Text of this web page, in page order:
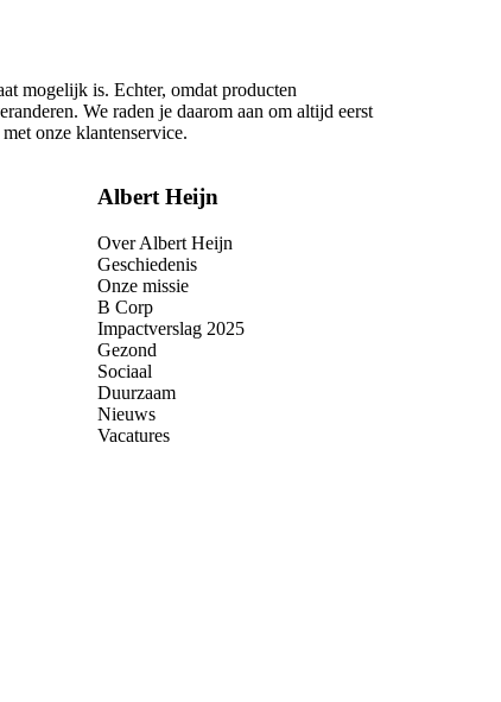
mogelijk is. Echter, omdat producten
We raden je daarom aan om altijd eerst
onze klantenservice.
Albert Heijn
Over Albert Heijn
Geschiedenis
Onze missie
B Corp
Impactverslag 2025
Gezond
Sociaal
Duurzaam
Nieuws
Vacatures